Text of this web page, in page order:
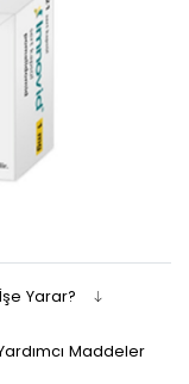
Yarar?
Maddeler